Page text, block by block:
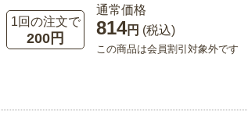
1回の注文で
200円
通常価格
814円 (税込)
この商品は会員割引対象外です